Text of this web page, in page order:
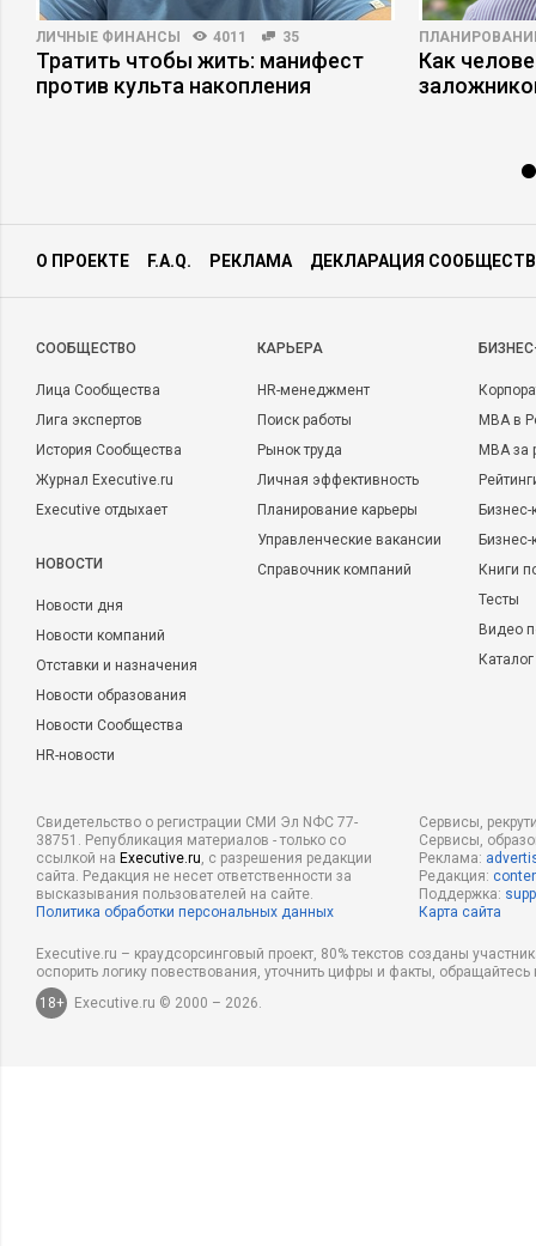
ЛИЧНЫЕ ФИНАНСЫ 4011 35
Тратить чтобы жить: манифест
против культа накопления
Как
О ПРОЕКТЕ F.A.Q. РЕКЛАМА ДЕКЛАРАЦИЯ
CООБЩЕСТВО
Лица Сообщества
Лига экспертов
История Сообщества
Журнал Executive.ru
Executive отдыхает
НОВОСТИ
Новости дня
Новости компаний
Отставки и назначения
Новости образования
Новости Сообщества
HR-новости
КАРЬЕРА
HR-менеджмент
Поиск работы
Рынок труда
Личная эффективность
Планирование карьеры
Управленческие вакансии
Справочник компаний
MBA в
MBA
Бизнес-
Книги
Тесты
Видео
Свидетельство о регистрации СМИ Эл NФС 77-
38751. Републикация материалов - только со
ссылкой на Executive.ru, с разрешения редакции
сайта. Редакция не несет ответственности за
высказывания пользователей на сайте.
Политика обработки персональных данных
Сервисы,
Сервисы,
Реклама:
Редакция:
Поддержка:
Карта сайта
Executive.ru – краудсорсинговый проект, 80% текстов созданы
оспорить логику повествования, уточнить цифры и факты,
18+
Executive.ru © 2000 – 2026.